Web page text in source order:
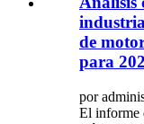
de
para
por
El informe